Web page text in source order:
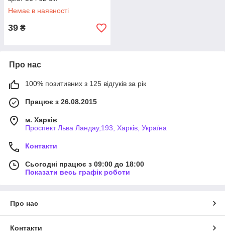
Немає в наявності
39 ₴
Про нас
100% позитивних з 125 відгуків за рік
Працює з 26.08.2015
м. Харків
Проспект Льва Ландау,193, Харків, Україна
Контакти
Сьогодні працює з 09:00 до 18:00
Показати весь графік роботи
Про нас
Контакти